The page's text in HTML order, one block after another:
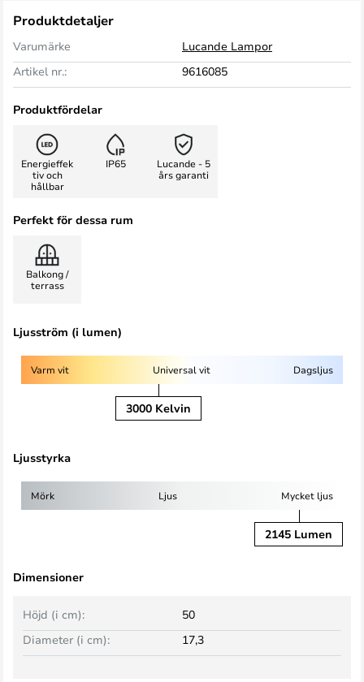
Produktdetaljer
Varumärke
Lucande Lampor
Artikel nr.:
9616085
Produktfördelar
Energieffek
tiv och
hållbar
IP65
Lucande - 5
års garanti
Perfekt för dessa rum
Balkong /
terrass
Ljusström (i lumen)
Varm vit Universal vit Dagsljus
3000 Kelvin
Ljusstyrka
Mörk Ljus Mycket ljus
2145 Lumen
Dimensioner
Höjd (i cm):
50
Diameter (i cm):
17,3